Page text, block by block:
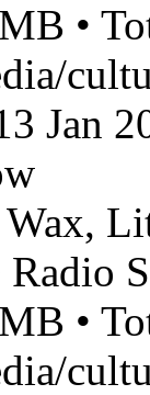
•
Jan
•